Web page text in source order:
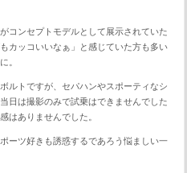
コンセプトモデルとして展示されていた
カッコいいなぁ」と感じていた方も多い
。
ルトですが、セパハンやスポーティなシ
日は撮影のみで試乗はできませんでした
はありませんでした。
ーツ好きも誘惑するであろう悩ましい一